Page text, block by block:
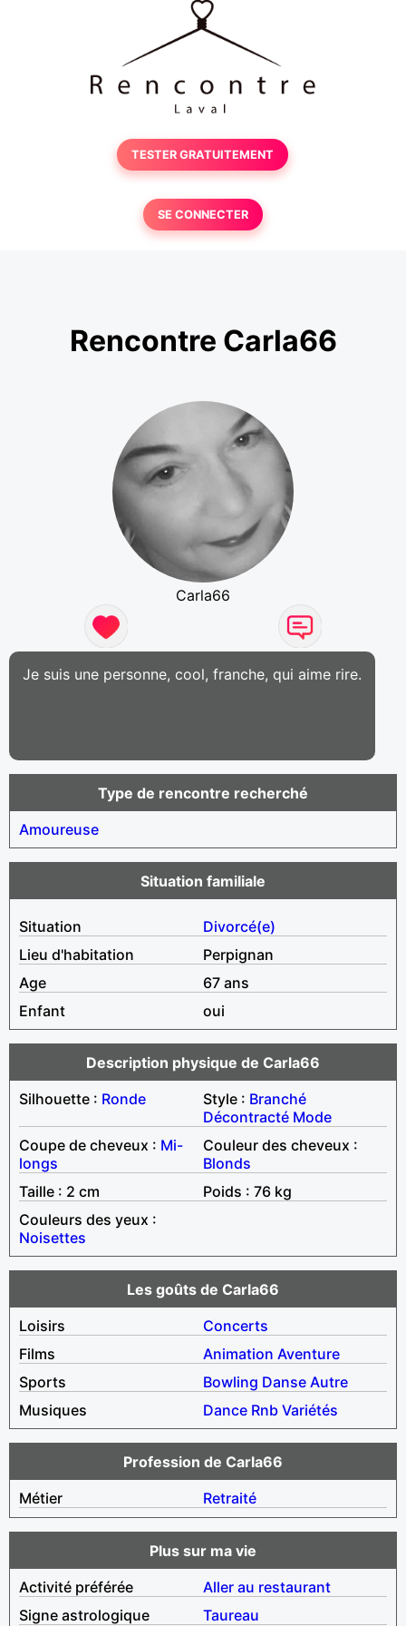
TESTER GRATUITEMENT
SE CONNECTER
Rencontre Carla66
Carla66
Je suis une personne, cool, franche, qui aime rire.
Type de rencontre recherché
Amoureuse
Situation familiale
Situation
Divorcé(e)
Lieu d'habitation
Perpignan
Age
67 ans
Enfant
oui
Description physique de Carla66
Silhouette : Ronde Style : Branché
Décontracté Mode
Coupe de cheveux : Mi-
longs
Couleur des cheveux :
Blonds
Taille : 2 cm
Poids : 76 kg
Couleurs des yeux :
Noisettes
Les goûts de Carla66
Loisirs
Concerts
Films
Animation Aventure
Sports
Bowling Danse Autre
Musiques
Dance Rnb Variétés
Profession de Carla66
Métier
Retraité
Plus sur ma vie
Activité préférée
Aller au restaurant
Signe astrologique
Taureau